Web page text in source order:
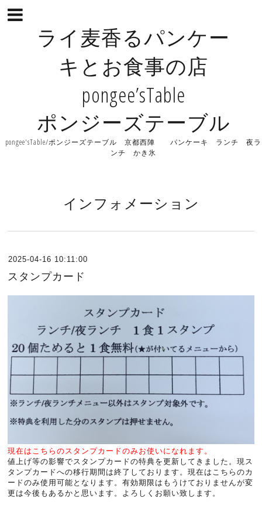
ライ麦香るパンケー
キとお食事の店
pongee’sTable
ポンジーズテーブル
pongee'sTable/ポンジーズテーブル 京都西陣 パンケーキ ランチ 夜ラ
ンチ かき氷
インフォメーション
2025-04-16 10:11:00
スタンプカード
現在はこちらのスタンプカードのみお使いになれます。
値上げ等の影響でスタンプカードの特典を更新してきました。現ス
タンプカードへの移行期間は終了しております。現在はこちらのカ
ードのみ使用可能となります。有効期限はもうけておりませんが変
更は今後もあるかと思います。よろしくお願い致します。